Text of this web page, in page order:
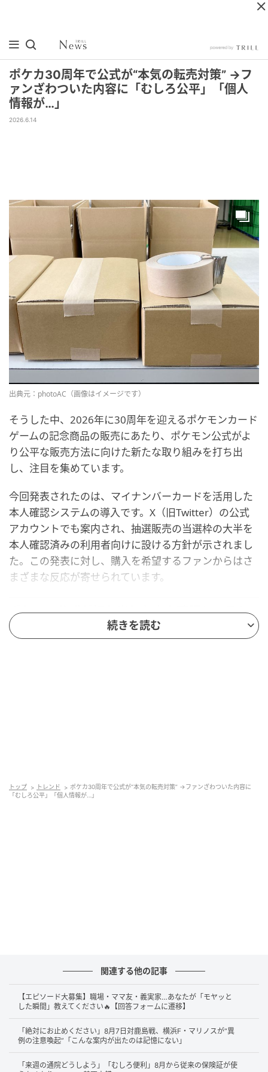
ポケカ30周年で公式が“本気の転売対策” →フ
ァンざわついた内容に「むしろ公平」「個人
情報が…」
2026.6.14
出典元：photoAC（画像はイメージです）
そうした中、2026年に30周年を迎えるポケモンカード
ゲームの記念商品の販売にあたり、ポケモン公式がよ
り公平な販売方法に向けた新たな取り組みを打ち出
し、注目を集めています。
今回発表されたのは、マイナンバーカードを活用した
本人確認システムの導入です。X（旧Twitter）の公式
アカウントでも案内され、抽選販売の当選枠の大半を
本人確認済みの利用者向けに設ける方針が示されまし
た。この発表に対し、購入を希望するファンからはさ
まざまな反応が寄せられています。
ポケモン公式が打ち出した本人確認システム
の活用
【お知らせ】
選販売からマイナンバーカードによる本人確認システ
ムの活用を始める、という方針です。
もともと株式会社ポケモンは2026年5月21日に、ポケ
モンカードゲームに関連する一部サービスでこのシス
テムを導入する考えを示しており、続く6月8日にあら
ためて当該投稿と公式サイトにて、30周年記念商品の
続きを読む
トップ トレンド
ポケカ30周年で公式が“本気の転売対策” →ファンざわついた内容に
「むしろ公平」「個人情報が…」
関連する他の記事
【エピソード大募集】職場・ママ友・義実家…あなたが「モヤッと
した瞬間」教えてください🔥【回答フォームに遷移】
「絶対にお止めください」8月7日対鹿島戦、横浜F・マリノスが“異
例の注意喚起”「こんな案内が出たのは記憶にない」
「来週の通院どうしよう」「むしろ便利」8月から従来の保険証が使